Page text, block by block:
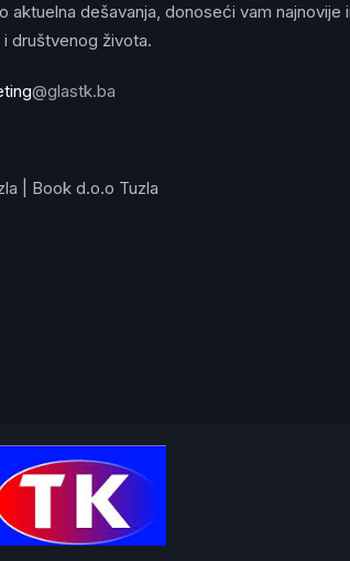
aktuelna dešavanja, donoseći vam najnovije
društvenog života.
@glastk.ba
| Book d.o.o Tuzla